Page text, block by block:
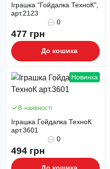
Іграшка "Гойдалка ТехноК",
арт.2123
0
477 грн
До кошика
Новинка
В наявності
Іграшка Гойдалка ТехноК
арт.3601
0
494 грн